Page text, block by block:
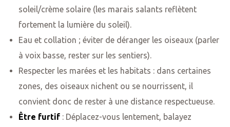
soleil/crème solaire (les marais salants reflètent
fortement la lumière du soleil).
Eau et collation ; éviter de déranger les oiseaux (parler
à voix basse, rester sur les sentiers).
Respecter les marées et les habitats : dans certaines
zones, des oiseaux nichent ou se nourrissent, il
convient donc de rester à une distance respectueuse.
Être furtif: Déplacez-vous lentement, balayez